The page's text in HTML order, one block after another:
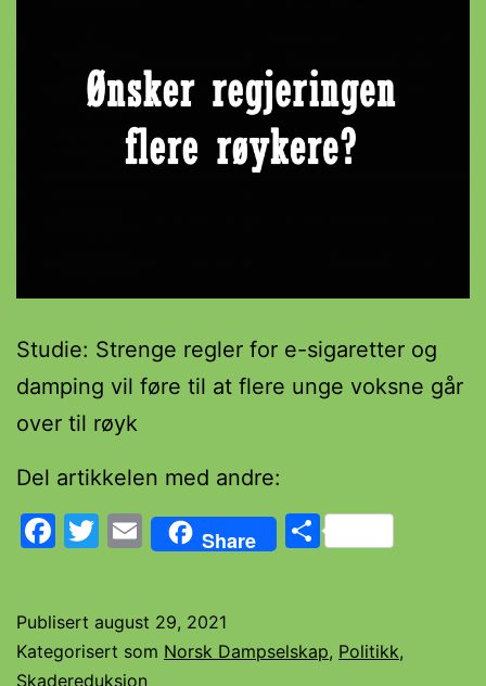
Studie: Strenge regler for e-sigaretter og
damping vil føre til at flere unge voksne går
over til røyk
Del artikkelen med andre:
Facebook
Twitter
EmailShare Share
Publisert august 29, 2021
Kategorisert som Norsk Dampselskap, Politikk,
Skadereduksjon